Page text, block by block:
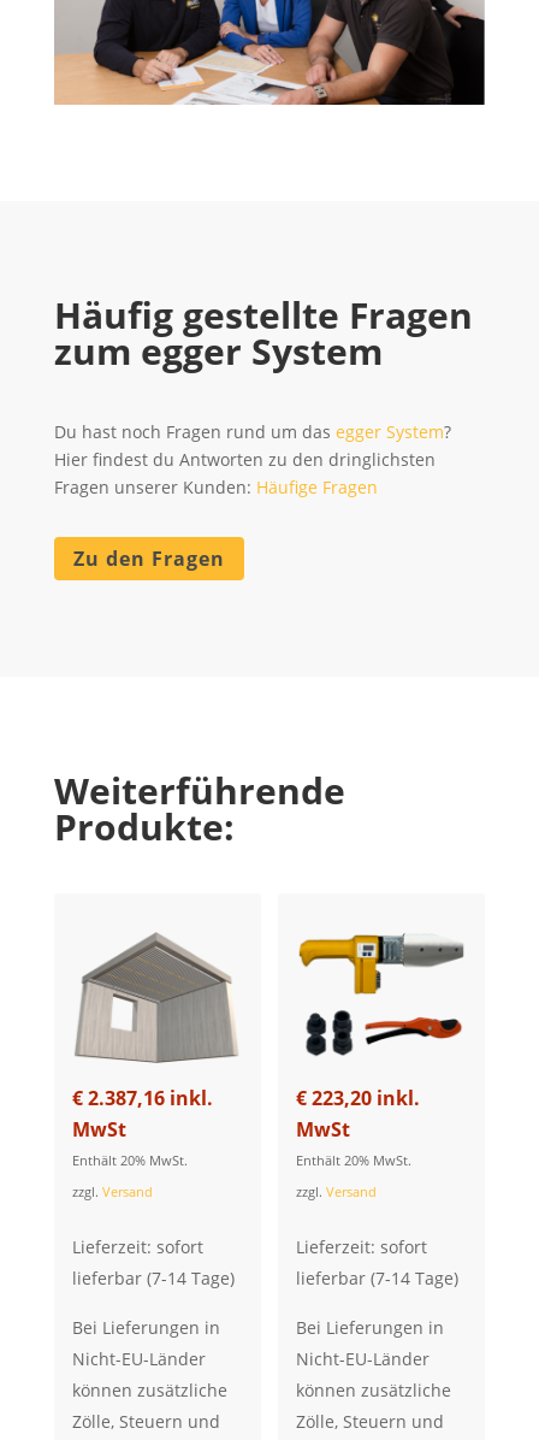
Häufig gestellte Fragen
zum egger System
Du hast noch Fragen rund um das egger System?
Hier findest du Antworten zu den dringlichsten
Fragen unserer Kunden: Häufige Fragen
Zu den Fragen
Weiterführende
Produkte:
€2.387,16 inkl.
MwSt
Enthält 20% MwSt.
zzgl. Versand
Lieferzeit: sofort
lieferbar (7-14 Tage)
Bei Lieferungen in
Nicht-EU-Länder
können zusätzliche
Zölle, Steuern und
€223,20 inkl.
MwSt
Enthält 20% MwSt.
zzgl.Versand
Lieferzeit: sofort
lieferbar (7-14 Tage)
Bei Lieferungen in
Nicht-EU-Länder
können zusätzliche
Zölle, Steuern und